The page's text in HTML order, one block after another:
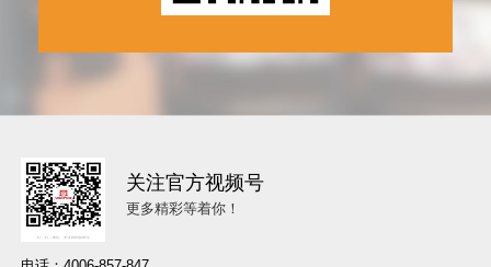
关注官方视频号
更多精彩等着你！